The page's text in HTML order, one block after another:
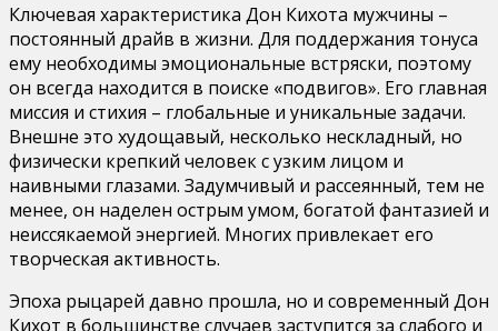
Ключевая характеристика Дон Кихота мужчины –
постоянный драйв в жизни. Для поддержания тонуса
ему необходимы эмоциональные встряски, поэтому
он всегда находится в поиске «подвигов». Его главная
миссия и стихия – глобальные и уникальные задачи.
Внешне это худощавый, несколько нескладный, но
физически крепкий человек с узким лицом и
наивными глазами. Задумчивый и рассеянный, тем не
менее, он наделен острым умом, богатой фантазией и
неиссякаемой энергией. Многих привлекает его
творческая активность.
Эпоха рыцарей давно прошла, но и современный Дон
Кихот в большинстве случаев заступится за слабого и